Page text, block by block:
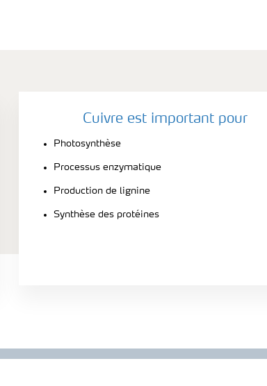
Cuivre est important pour
Photosynthèse
Processus enzymatique
Production de lignine
Synthèse des protéines